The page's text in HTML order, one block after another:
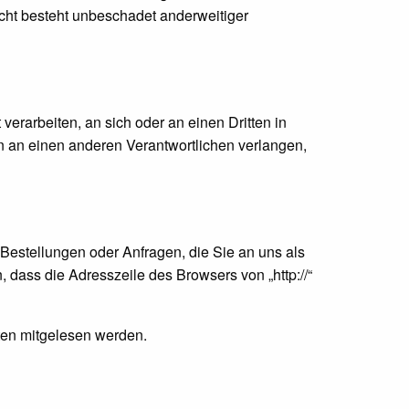
besteht unbeschadet anderweitiger
an sich oder an einen Dritten in
einen anderen Verantwortlichen verlangen,
oder Anfragen, die Sie an uns als
die Adresszeile des Browsers von „http://“
mitgelesen werden.